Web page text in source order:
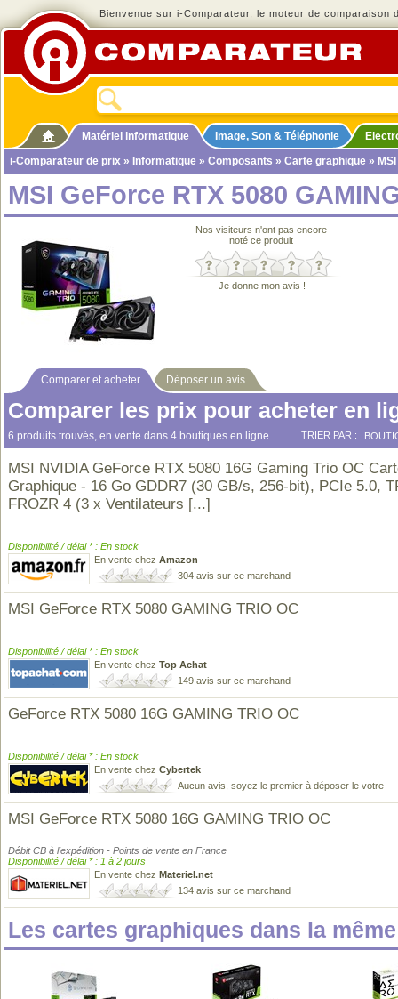
Bienvenue sur i-Comparateur, le moteur de comparaison
Matériel informatique Image, Son & Téléphonie
i-Comparateur de prix » Informatique » Composants » Carte graphique »
MSI GeForce RTX 5080
Nos visiteurs n'ont pas encore
noté ce produit
Je donne mon avis !
Comparer et acheter Déposer un avis
Comparer les prix pour acheter en
6 produits trouvés, en vente dans 4 boutiques en ligne. TRIER PAR :
MSI NVIDIA GeForce RTX 5080 16G Gaming Trio OC
Graphique - 16 Go GDDR7 (30 GB/s, 256-bit), PCIe 5.0,
FROZR 4 (3 x Ventilateurs [...]
Disponibilité / délai * : En stock
En vente chez Amazon
304 avis sur ce marchand
MSI GeForce RTX 5080 GAMING TRIO OC
Disponibilité / délai * : En stock
En vente chez Top Achat
149 avis sur ce marchand
GeForce RTX 5080 16G GAMING TRIO OC
Disponibilité / délai * : En stock
En vente chez Cybertek
Aucun avis, soyez le premier à déposer le votre
MSI GeForce RTX 5080 16G GAMING TRIO OC
Débit CB à l'expédition - Points de vente en France
Disponibilité / délai * : 1 à 2 jours
En vente chez Materiel.net
134 avis sur ce marchand
Les cartes graphiques dans la